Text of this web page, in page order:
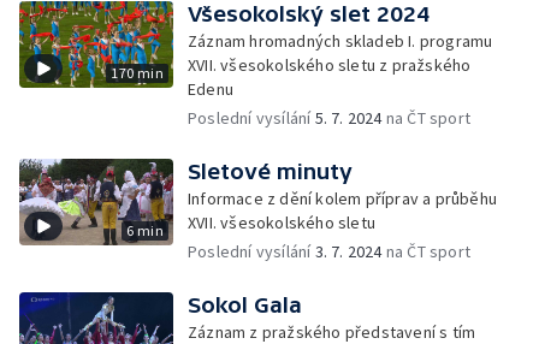
170 min
Všesokolský slet 2024
Záznam hromadných skladeb I. programu
XVII. všesokolského sletu z pražského
Edenu
Poslední vysílání5. 7. 2024na ČT sport
6 min
Sletové minuty
Informace z dění kolem příprav a průběhu
XVII. všesokolského sletu
Poslední vysílání3. 7. 2024na ČT sport
Sokol Gala
Záznam z pražského představení s tím